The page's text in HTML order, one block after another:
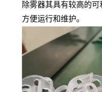
除雾器其具有较高的
方便运行和维护。